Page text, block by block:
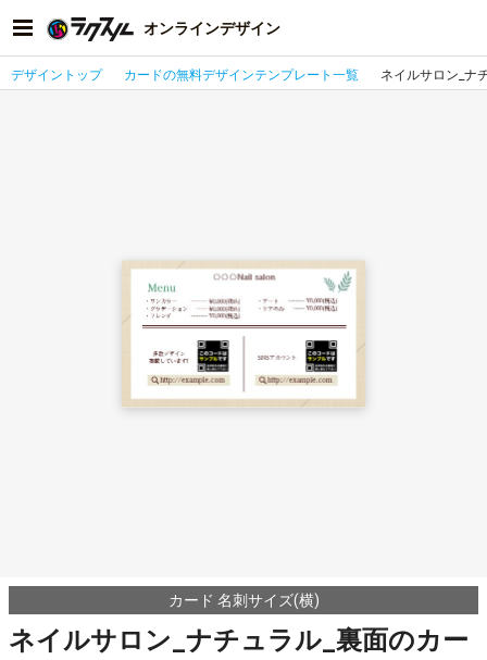
オンラインデザイン
デザイントップ カードの無料デザインテンプレート一覧 ネイルサロン_ナ
カード 名刺サイズ(横)
ネイルサロン_ナチュラル_裏面のカー